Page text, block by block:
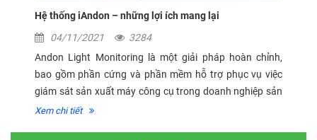
Hệ thống iAndon – những lợi ích mang lại
04/11/2021
3284
Andon Light Monitoring là một giải pháp hoàn chỉnh,
bao gồm phần cứng và phần mềm hỗ trợ phục vụ việc
giám sát sản xuất máy công cụ trong doanh nghiệp sản
xuất. Giải pháp ứng dụng công nghệ IoT dựa trên nền
Xem chi tiết